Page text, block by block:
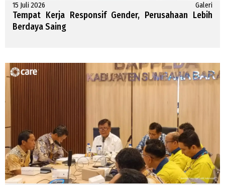
15 Juli 2026 Galeri
Tempat Kerja Responsif Gender, Perusahaan Lebih
Berdaya Saing